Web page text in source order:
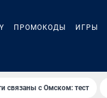
ПРОМОКОДЫ ИГРЫ
связаны с Омском: тест